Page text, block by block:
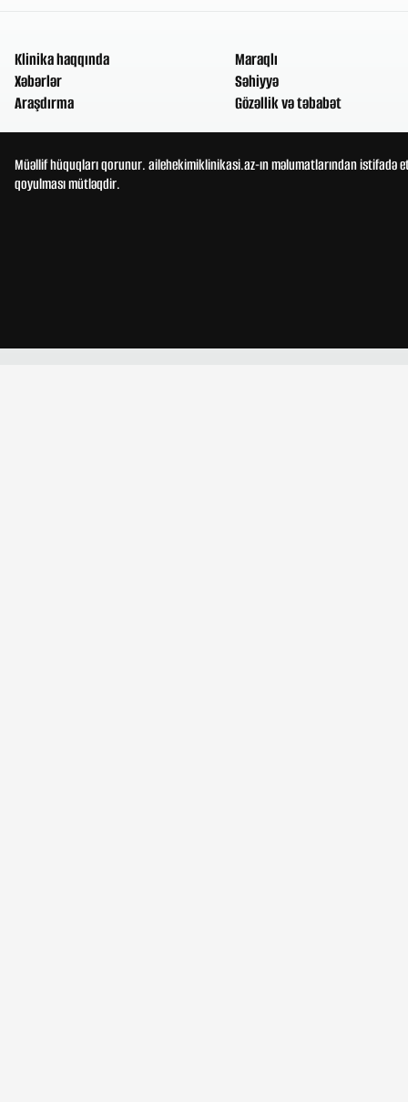
Klinika haqqında
Xəbərlər
Araşdırma
Maraqlı
Səhiyyə
Gözəllik və təbabət
Müəllif hüquqları qorunur. ailehekimiklinikasi.az-ın məlumatlarından
qoyulması mütləqdir.